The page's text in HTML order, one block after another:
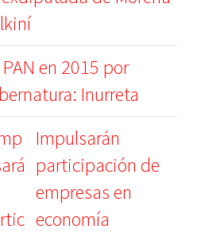
en 2015 por
Inurreta
Impulsarán
participación de
empresas en
economía